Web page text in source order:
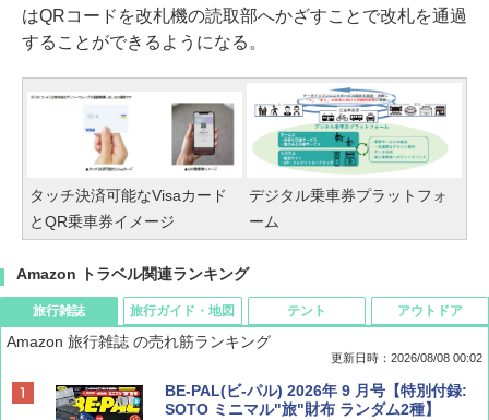
はQRコードを改札機の読取部へかざすことで改札を通過
することができるようになる。
タッチ決済可能なVisaカード
とQR乗車券イメージ
デジタル乗車券プラットフォ
ーム
Amazon トラベル関連ランキング
旅行雑誌
Amazon 旅行雑誌 の売れ筋ランキング
更新日時：2026/08/08 00:02
BE-PAL(ビ-パル) 2026年 9 月号【特別付録:
SOTO ミニマル"旅"財布 ランダム2種】
旅行ガイド・地図 テント アウトドア